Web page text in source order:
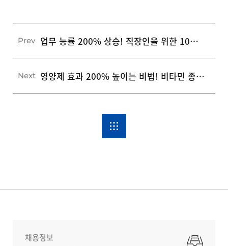
Prev 업무 능률 200% 상승! 직장인을 위한 10분 오피스 스트레칭 루틴 5가지
Next 영양제 효과 200% 높이는 비법! 비타민 종류별 최적의 복용 시간과 5가지 섭취 원칙
채용정보